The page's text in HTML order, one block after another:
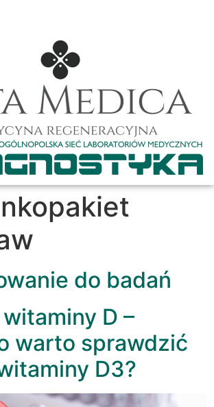
do badań
D –
warto sprawdzić
D3?